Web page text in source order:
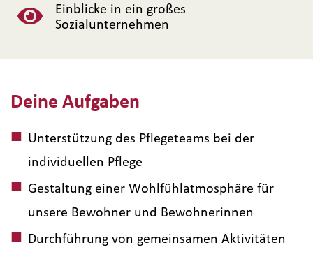
Deine Aufgaben
Unterstützung des Pflegeteams bei der
individuellen Pflege
Gestaltung einer Wohlfühlatmosphäre für
unsere Bewohner und Bewohnerinnen
Durchführung von gemeinsamen Aktivitäten
Einblicke in ein großes
Sozialunternehmen